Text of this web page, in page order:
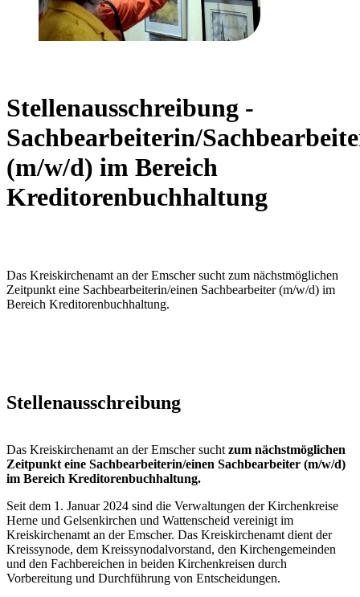
Stellenausschreibung -
Sachbearbeiterin/
(m/w/d) im Bereich
Kreditorenbuchhaltung
Das Kreiskirchenamt an der Emscher sucht zum nächstmöglichen
Zeitpunkt eine Sachbearbeiterin/einen Sachbearbeiter (m/w/d) im
Bereich Kreditorenbuchhaltung.
Stellenausschreibung
Das Kreiskirchenamt an der Emscher sucht zum nächstmöglichen
Zeitpunkt eine Sachbearbeiterin/einen Sachbearbeiter (m/w/d)
im Bereich Kreditorenbuchhaltung.
Seit dem 1. Januar 2024 sind die Verwaltungen der Kirchenkreise
Herne und Gelsenkirchen und Wattenscheid vereinigt im
Kreiskirchenamt an der Emscher. Das Kreiskirchenamt dient der
Kreissynode, dem Kreissynodalvorstand, den Kirchengemeinden
und den Fachbereichen in beiden Kirchenkreisen durch
Vorbereitung und Durchführung von Entscheidungen.